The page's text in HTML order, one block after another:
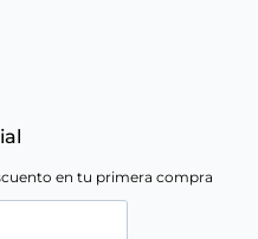
en tu primera compra